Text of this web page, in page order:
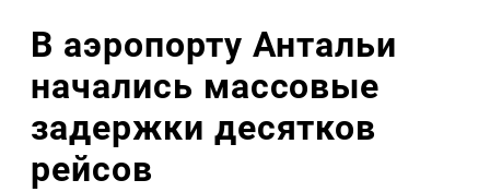
В аэропорту Антальи
начались массовые
задержки десятков
рейсов